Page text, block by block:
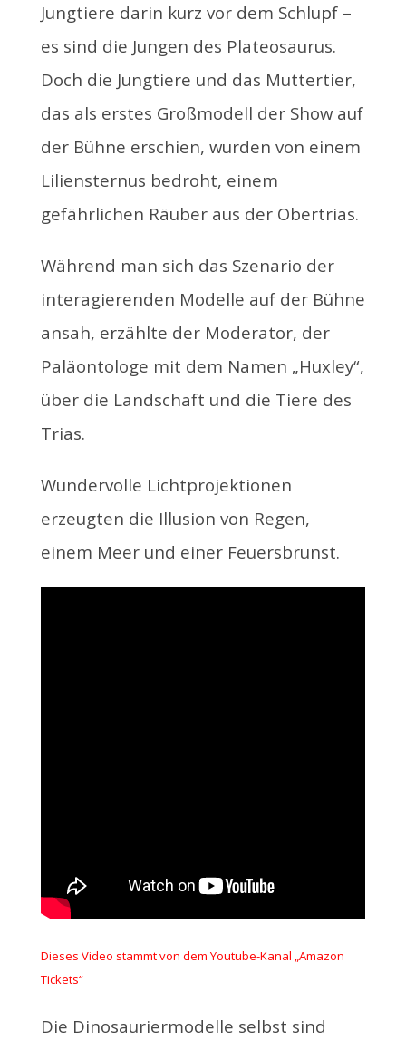
Jungtiere darin kurz vor dem Schlupf –
es sind die Jungen des Plateosaurus.
Doch die Jungtiere und das Muttertier,
das als erstes Großmodell der Show auf
der Bühne erschien, wurden von einem
Liliensternus bedroht, einem
gefährlichen Räuber aus der Obertrias.
Während man sich das Szenario der
interagierenden Modelle auf der Bühne
ansah, erzählte der Moderator, der
Paläontologe mit dem Namen „Huxley“,
über die Landschaft und die Tiere des
Trias.
Wundervolle Lichtprojektionen
erzeugten die Illusion von Regen,
einem Meer und einer Feuersbrunst.
Dieses Video stammt von dem Youtube-Kanal „Amazon
Tickets“
Die Dinosauriermodelle selbst sind